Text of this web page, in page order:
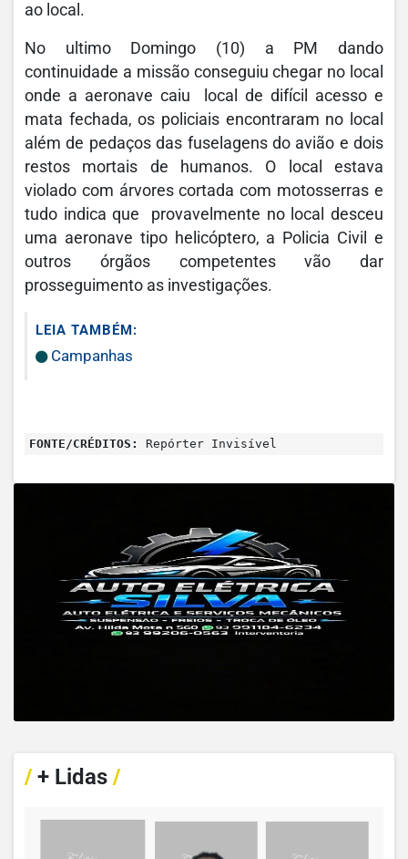
ao local.
No ultimo Domingo (10) a PM dando
continuidade a missão conseguiu chegar no local
onde a aeronave caiu local de difícil acesso e
mata fechada, os policiais encontraram no local
além de pedaços das fuselagens do avião e dois
restos mortais de humanos. O local estava
violado com árvores cortada com motosserras e
tudo indica que provavelmente no local desceu
uma aeronave tipo helicóptero, a Policia Civil e
outros órgãos competentes vão dar
prosseguimento as investigações.
LEIA TAMBÉM:
Campanhas
FONTE/CRÉDITOS: Repórter Invisível
/+ Lidas /